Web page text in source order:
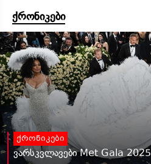
ქრონიკები
ქრონიკები
ვარსკვლავები Met Gala